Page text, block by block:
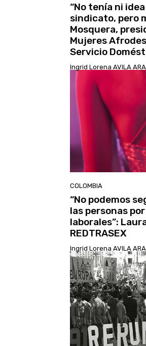
“No tenía ni
sindicato, pero
Mosquera,
Mujeres
Servicio
Ingrid Lorena AVILA
COLOMBIA
“No podemos
las personas
laborales”:
REDTRASEX
Ingrid Lorena AVILA